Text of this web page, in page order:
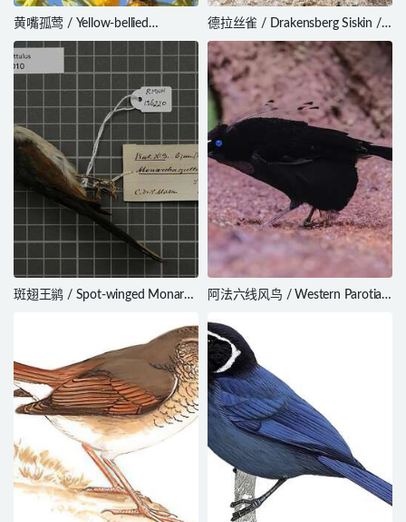
黄嘴孤莺 / Yellow-bellied
Eremomela / Eremomela
icteropygialis
德拉丝雀 / Drakensberg Siskin /
Crithagra symonsi
斑翅王鹟 / Spot-winged Monarch
阿法六线风鸟 / Western Parotia /